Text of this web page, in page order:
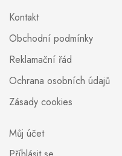
Kontakt
Obchodní podmínky
Reklamační řád
Ochrana osobních údajů
Zásady cookies
Můj účet